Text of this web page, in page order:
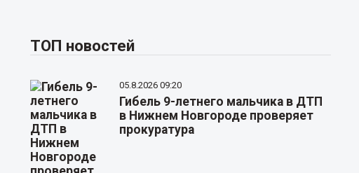
ТОП новостей
05.8.2026 09:20
Гибель 9-летнего мальчика в ДТП
в Нижнем Новгороде проверяет
прокуратура